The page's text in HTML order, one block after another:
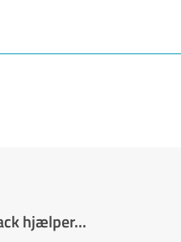
hjælper...